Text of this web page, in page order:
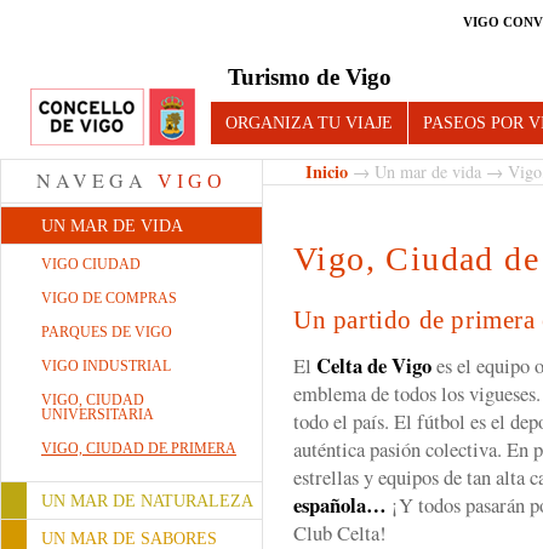
VIGO
Turismo de Vigo
ORGANIZA TU VIAJE PASEOS POR
NAVEGA VIGO
UN MAR DE VIDA
VIGO CIUDAD
VIGO DE COMPRAS
PARQUES DE VIGO
VIGO INDUSTRIAL
VIGO, CIUDAD
UNIVERSITARIA
VIGO, CIUDAD DE PRIMERA
UN MAR DE NATURALEZA
UN MAR DE SABORES
Inicio → Un mar de vida →
Vigo, Ciudad
Un partido de primera
El Celta de Vigoes el equipo
emblema de todos los
todo el país. El fútbol es el
auténtica pasión colectiva. En
estrellas y equipos de tan alta
española… ¡Y todos pasarán
Club Celta!